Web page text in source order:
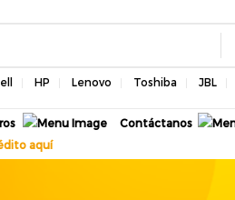
HP Lenovo Toshiba JBL
Contáctanos
aquí